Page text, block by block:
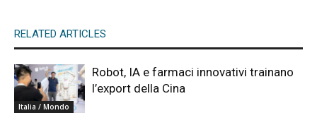
RELATED ARTICLES
Italia / Mondo
Robot, IA e farmaci innovativi trainano
l’export della Cina